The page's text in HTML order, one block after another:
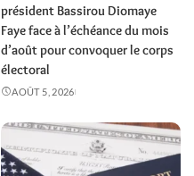
président Bassirou Diomaye
Faye face à l’échéance du mois
d’août pour convoquer le corps
électoral
AOÛT 5, 2026